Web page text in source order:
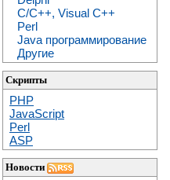
C/C++, Visual C++
Perl
Java программирование
Другие
Скрипты
PHP
JavaScript
Perl
ASP
Новости